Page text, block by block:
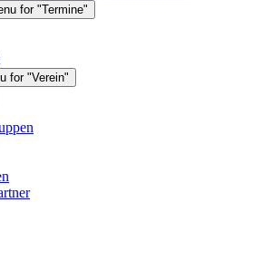
for "Termine"
for "Verein"